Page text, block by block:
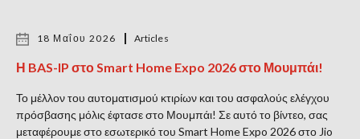
18 Μαΐου 2026 Articles
Η BAS-IP στο Smart Home Expo 2026 στο Μουμπάι!
Το μέλλον του αυτοματισμού κτιρίων και του ασφαλούς ελέγχου
πρόσβασης μόλις έφτασε στο Μουμπάι! Σε αυτό το βίντεο, σας
μεταφέρουμε στο εσωτερικό του Smart Home Expo 2026 στο Jio